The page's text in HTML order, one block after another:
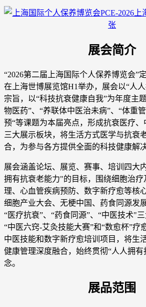
展会简介
“2026第二届上海国际个人保养博览会”
在上海世博展览馆H1举办，展会以“人
宗旨，以“科技抗衰健康自我”为年度主
物医药”、“养联体中医治未病”、“体重
预“等课题为本届亮点，形成抗衰医疗
三大展示板块，将生活方式医学与抗衰
合，为参与各方提供全面的科技健康解
展会涵盖论坛、展览、赛事、培训四大
拥有抗衰老能力"的目标，围绕细胞治疗
理、心血管疾病预防、数字新疗愈等核
细胞产业大会、无梗中国、药食同源发
“医疗抗衰”、“药食同源”、“中医技术"
“中医六窍-艾灸技能大赛”和“数愈杯”疗
中医技能和数字新疗愈培训项目，将生
健康管理深度融合，始终贯彻“人人拥有
念。
展品范围